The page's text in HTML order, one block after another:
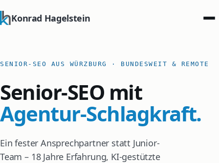
Konrad Hagelstein
SENIOR-SEO AUS WÜRZBURG · BUNDESWEIT & REMOTE
Senior-SEO mit
Agentur-Schlagkraft.
Ein fester Ansprechpartner statt Junior-
Team – 18 Jahre Erfahrung, KI-gestützte